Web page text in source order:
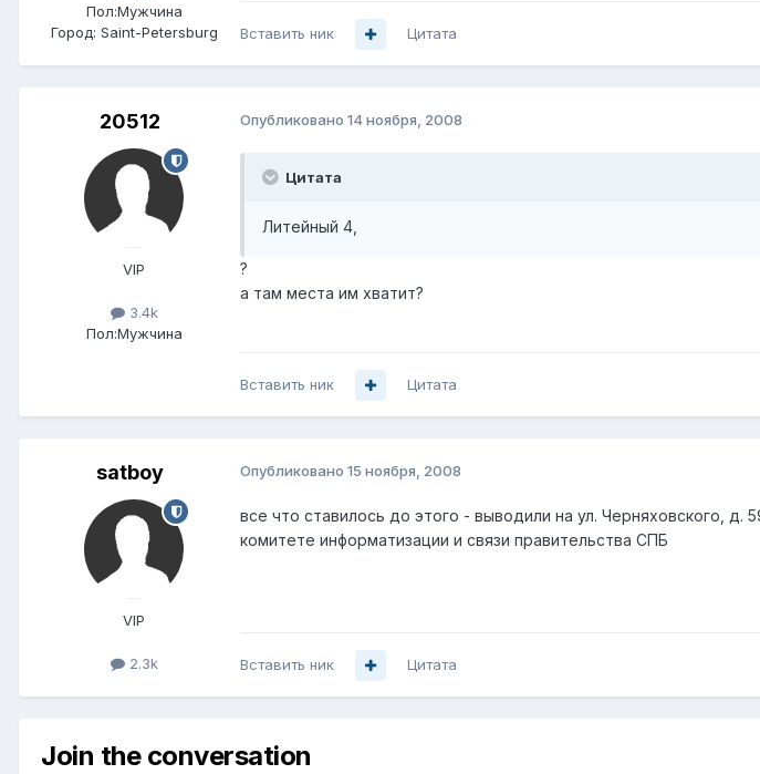
Пол:Мужчина
Город: Saint-Petersburg Вставить ник Цитата
20512
VIP
3.4k
Пол:Мужчина
Опубликовано 14 ноября, 2008
Цитата
Литейный 4,
?
а там места им хватит?
Вставить ник Цитата
satboy
VIP
2.3k
Опубликовано 15 ноября, 2008
все что ставилось до этого - выводили на ул. Черняховского,
комитете информатизации и связи правительства СПБ
Вставить ник Цитата
Join the conversation